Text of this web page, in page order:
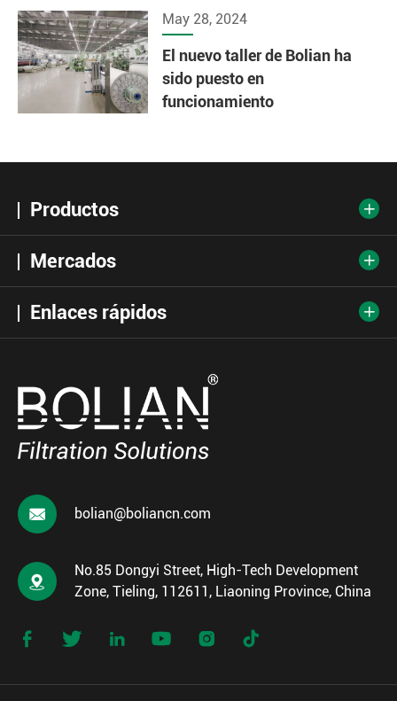
May 28, 2024
El nuevo taller de Bolian ha
sido puesto en
funcionamiento
Productos 
Mercados 
Enlaces rápidos 
 bolian@boliancn.com

No.85 Dongyi Street, High-Tech Development
Zone, Tieling, 112611, Liaoning Province, China
     